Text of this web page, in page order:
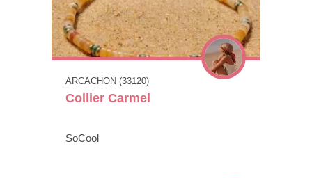
ARCACHON (33120)
Collier Carmel
SoCool